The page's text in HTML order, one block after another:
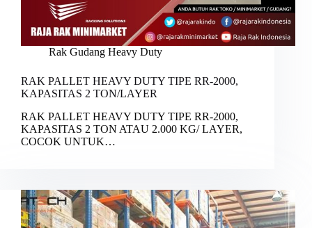
Rak Gudang Heavy Duty
RAK PALLET HEAVY DUTY TIPE RR-2000,
KAPASITAS 2 TON/LAYER
RAK PALLET HEAVY DUTY TIPE RR-2000,
KAPASITAS 2 TON ATAU 2.000 KG/ LAYER,
COCOK UNTUK…